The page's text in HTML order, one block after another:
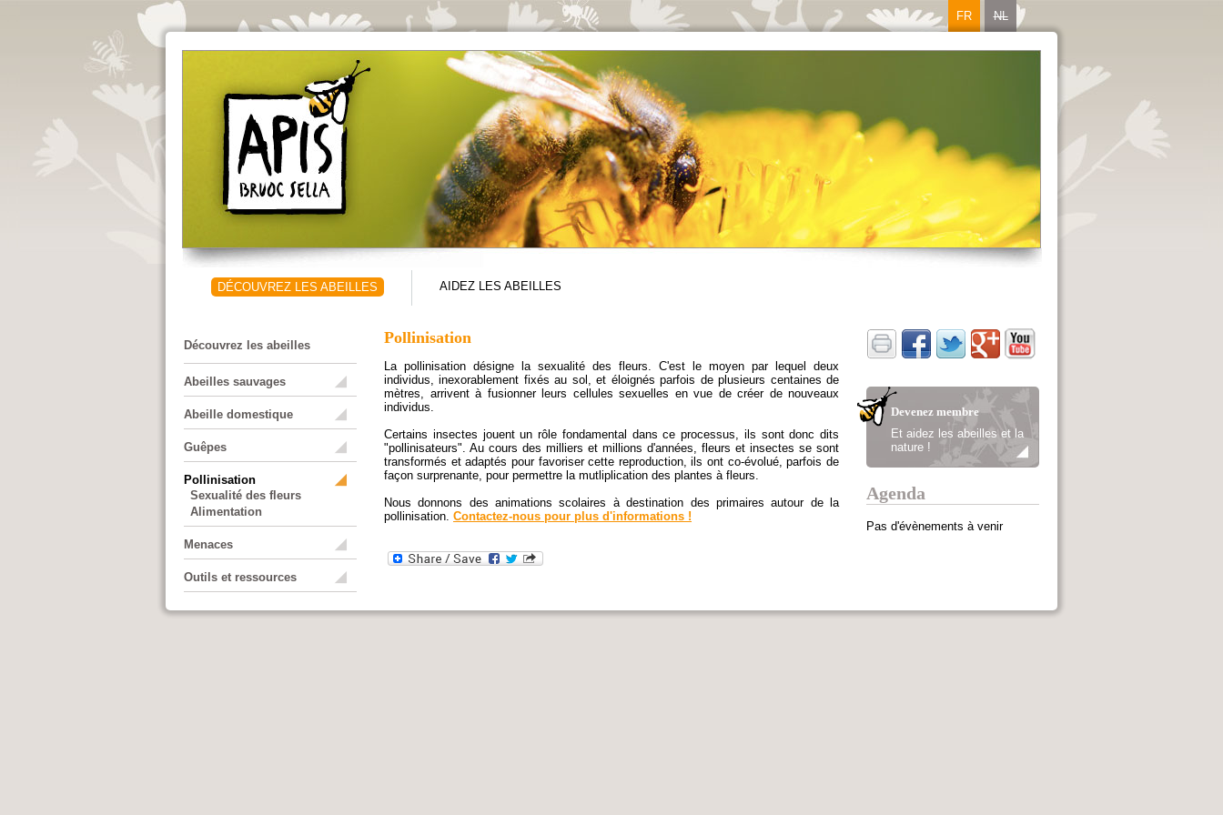
FR NL
Menu principal
DÉCOUVREZ LES ABEILLES AIDEZ LES ABEILLES
Découvrez les abeilles
Abeilles sauvages
Abeille domestique
Guêpes
Pollinisation
Sexualité des fleurs
Alimentation
Menaces
Outils et ressources
Pollinisation
La pollinisation désigne la sexualité des fleurs. C'est le moyen par lequel deux
individus, inexorablement fixés au sol, et éloignés parfois de plusieurs centaines de
mètres, arrivent à fusionner leurs cellules sexuelles en vue de créer de nouveaux
individus.
Certains insectes jouent un rôle fondamental dans ce processus, ils sont donc dits
"pollinisateurs". Au cours des milliers et millions d'années, fleurs et insectes se sont
transformés et adaptés pour favoriser cette reproduction, ils ont co-évolué, parfois de
façon surprenante, pour permettre la mutliplication des plantes à fleurs.
Nous donnons des animations scolaires à destination des primaires autour de la
pollinisation. Contactez-nous pour plus d'informations !
Devenez membre
Et aidez les abeilles et la
nature !
Agenda
Pas d'évènements à venir